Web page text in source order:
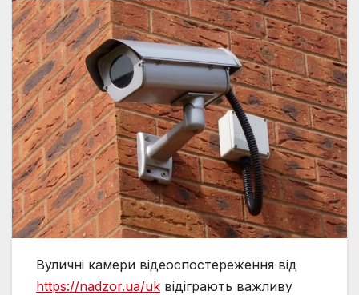
Вуличні камери відеоспостереження від
https://nadzor.ua/uk відіграють важливу